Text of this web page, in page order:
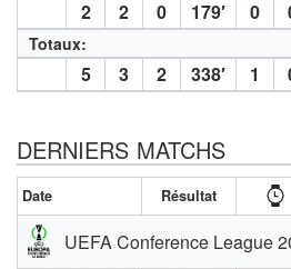
2
2 0 179′ 0
Totaux:
5 3 2 338′ 1
DERNIERS MATCHS
Date Résultat
UEFA Conference League